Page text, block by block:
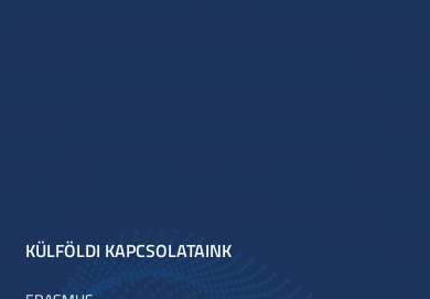
KÜLFÖLDI KAPCSOLATAINK